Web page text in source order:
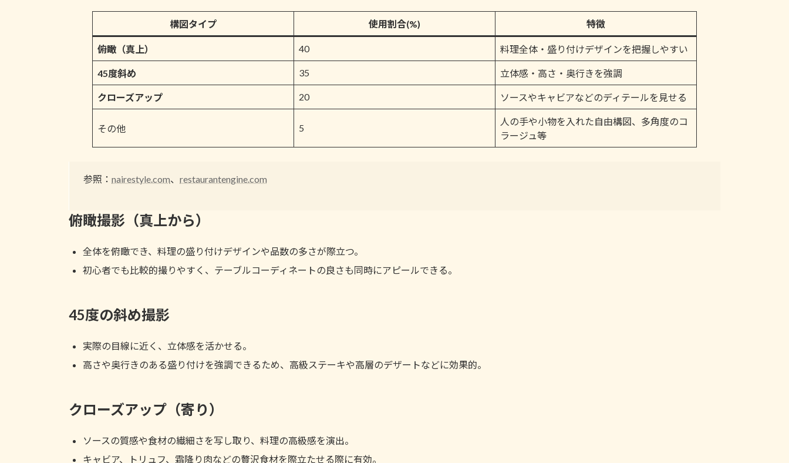
構図タイプ 使用割合(%) 特徴
俯瞰（真上） 40 料理全体・盛り付けデザインを把握しやすい
45度斜め 35 立体感・高さ・奥行きを強調
クローズアップ 20 ソースやキャビアなどのディテールを見せる
その他 5
人の手や小物を入れた自由構図、多角度のコ
ラージュ等
参照： nairestyle.com、 restaurantengine.com
俯瞰撮影（真上から）
全体を俯瞰でき、料理の盛り付けデザインや品数の多さが際立つ。
初心者でも比較的撮りやすく、テーブルコーディネートの良さも同時にアピールできる。
45度の斜め撮影
実際の目線に近く、立体感を活かせる。
高さや奥行きのある盛り付けを強調できるため、高級ステーキや高層のデザートなどに効果的。
クローズアップ（寄り）
ソースの質感や食材の繊細さを写し取り、料理の高級感を演出。
キャビア、トリュフ、霜降り肉などの贅沢食材を際立たせる際に有効。